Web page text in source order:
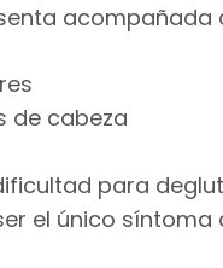
de cabeza
para
el único